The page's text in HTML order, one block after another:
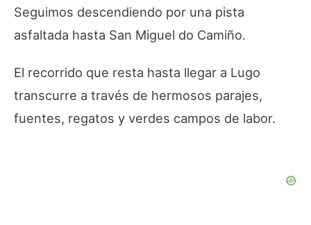
Seguimos descendiendo por una pista
asfaltada hasta San Miguel do Camiño.
El recorrido que resta hasta llegar a Lugo
transcurre a través de hermosos parajes,
fuentes, regatos y verdes campos de labor.